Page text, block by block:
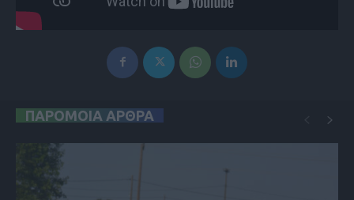
ΠΑΡΟΜΟΙΑ ΑΡΘΡΑ